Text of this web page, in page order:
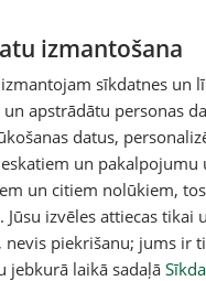
izmantošana
sīkdatnes un
apstrādātu personas
datus,
un pakalpojumu
un citiem nolūkiem,
izvēles attiecas
piekrišanu; jums ir
jebkurā laikā sadaļā